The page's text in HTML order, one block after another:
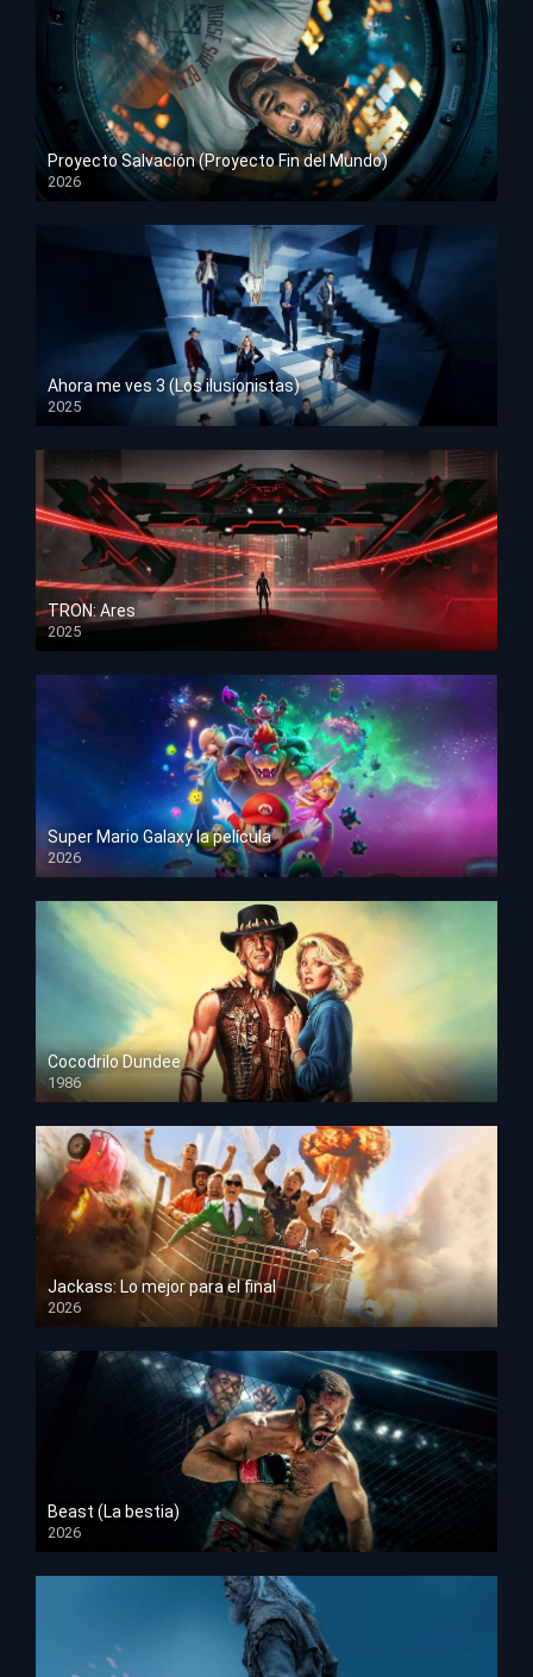
Proyecto Salvación (Proyecto Fin del Mundo)
2026
HD 1080p
Ahora me ves 3 (Los ilusionistas)
2025
HD 1080p
TRON: Ares
2025
HD 1080p
Super Mario Galaxy la película
2026
HD 1080p
Cocodrilo Dundee
1986
HD 1080p
Jackass: Lo mejor para el final
2026
HD 1080p
Beast (La bestia)
2026
HD 1080p